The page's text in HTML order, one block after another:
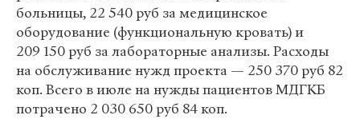
больницы, 22 540 руб за медицинское
оборудование (функциональную кровать) и
209 150 руб за лабораторные анализы. Расходы
на обслуживание нужд проекта — 250 370 руб 82
коп. Всего в июле на нужды пациентов МДГКБ
потрачено 2 030 650 руб 84 коп.